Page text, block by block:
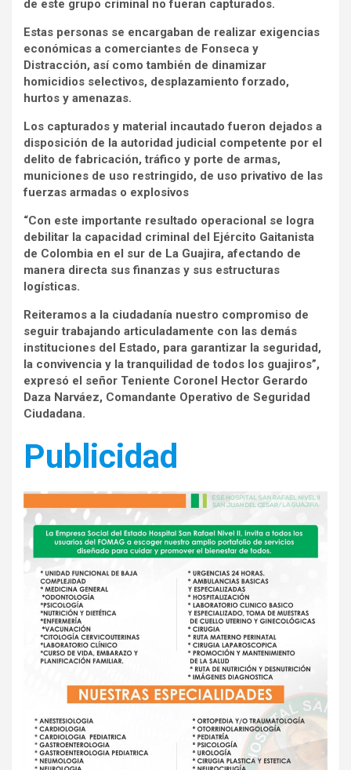
de este grupo criminal no fueran capturados.
Estas personas se encargaban de realizar exigencias
económicas a comerciantes de Fonseca y
Distracción, así como también de dinamizar
homicidios selectivos, desplazamiento forzado,
hurtos y amenazas.
Los capturados y material incautado fueron dejados a
disposición de la autoridad judicial competente por el
delito de fabricación, tráfico y porte de armas,
municiones de uso restringido, de uso privativo de las
fuerzas armadas o explosivos
“Con este importante resultado operacional se logra
debilitar la capacidad criminal del Ejército Gaitanista
de Colombia en el sur de La Guajira, afectando de
manera directa sus finanzas y sus estructuras
logísticas.
Reiteramos a la ciudadanía nuestro compromiso de
seguir trabajando articuladamente con las demás
instituciones del Estado, para garantizar la seguridad,
la convivencia y la tranquilidad de todos los guajiros”,
expresó el señor Teniente Coronel Hector Gerardo
Daza Narváez, Comandante Operativo de Seguridad
Ciudadana.
Publicidad